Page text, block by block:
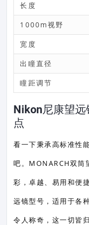
长度
1000m视野
宽度
出瞳直径
瞳距调节
Nikon尼康望远
点
看一下秉承高标准性
吧。MONARCH双筒
彩，卓越、易用和便
远镜型号，适用于各
令人称奇，这一切皆